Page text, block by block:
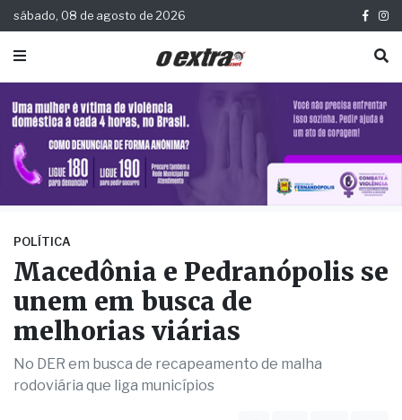
sábado, 08 de agosto de 2026
POLÍTICA
Macedônia e Pedranópolis se
unem em busca de
melhorias viárias
No DER em busca de recapeamento de malha
rodoviária que liga municípios